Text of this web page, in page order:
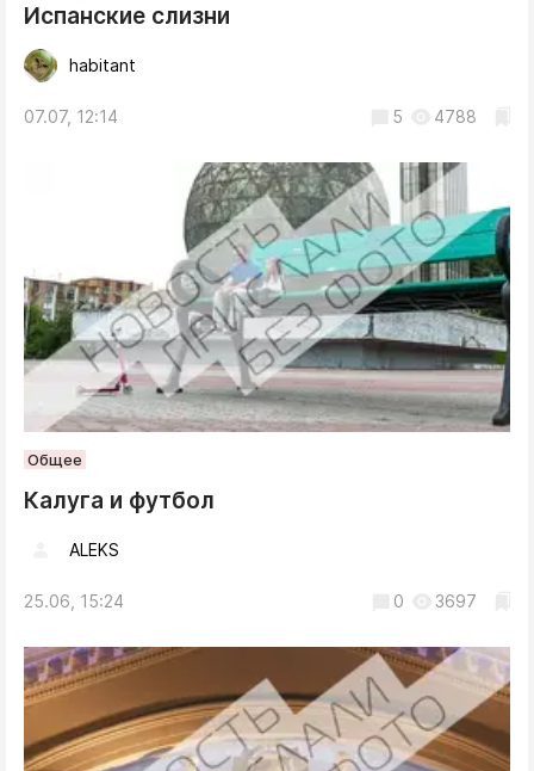
Испанские слизни
habitant
07.07, 12:14 5 4788
Общее
Калуга и футбол
ALEKS
25.06, 15:24 0 3697